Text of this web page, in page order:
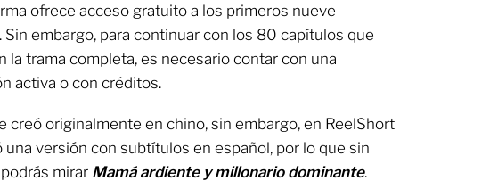
ofrece acceso gratuito a los primeros nueve
Sin embargo, para continuar con los 80 capítulos que
la trama completa, es necesario contar con una
activa o con créditos.
creó originalmente en chino, sin embargo, en ReelShort
una versión con subtítulos en español, por lo que sin
mirar Mamá ardiente y millonario dominante.